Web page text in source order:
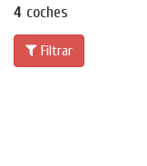
4 coches
Filtrar